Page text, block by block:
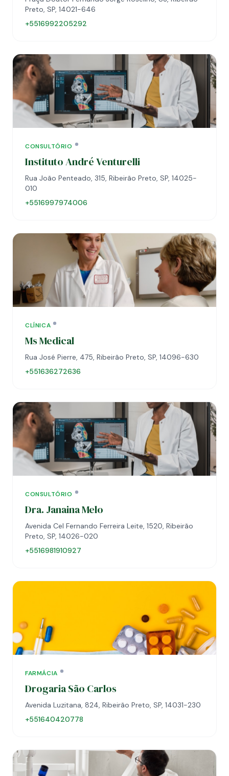
Preto, SP, 14021-646
+5516992205292
CONSULTÓRIO
Instituto André Venturelli
Rua João Penteado, 315, Ribeirão Preto, SP, 14025-
010
+5516997974006
CLÍNICA
Ms Medical
Rua José Pierre, 475, Ribeirão Preto, SP, 14096-630
+551636272636
CONSULTÓRIO
Dra. Janaina Melo
Avenida Cel Fernando Ferreira Leite, 1520, Ribeirão
Preto, SP, 14026-020
+5516981910927
FARMÁCIA
Drogaria São Carlos
Avenida Luzitana, 824, Ribeirão Preto, SP, 14031-230
+551640420778